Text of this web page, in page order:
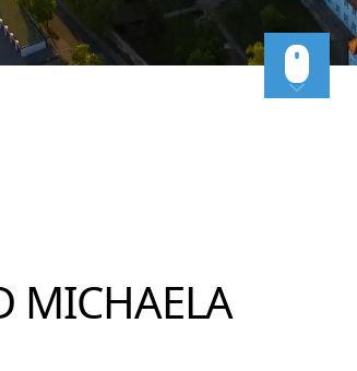
MICHAELA